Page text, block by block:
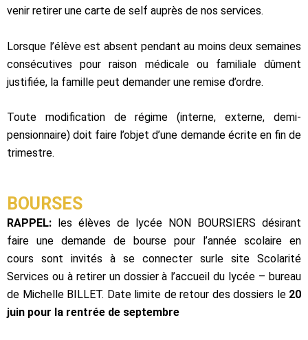
venir retirer une carte de self auprès de nos services.
Lorsque l’élève est absent pendant au moins deux semaines
consécutives pour raison médicale ou familiale dûment
justifiée, la famille peut demander une remise d’ordre.
Toute modification de régime (interne, externe, demi-
pensionnaire) doit faire l’objet d’une demande écrite en fin de
trimestre.
BOURSES
RAPPEL: les élèves de lycée NON BOURSIERS désirant
faire une demande de bourse pour l’année scolaire en
cours sont invités à se connecter surle site Scolarité
Services ou à retirer un dossier à l’accueil du lycée – bureau
de Michelle BILLET. Date limite de retour des dossiers le 20
juin pour la rentrée de septembre